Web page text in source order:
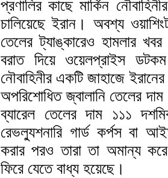
প্রণালির কাছে মার্কিন
চালিয়েছে ইরান। অবশ্য
তেলের ট্যাঙ্কারেও হামলার
বরাত দিয়ে ওয়েলপ্রাইস
নৌবাহিনীর একটি জাহাজে
অপরিশোধিত জ্বালানি তেলের
ব্যারেল তেলের দাম ১১১
রেভল্যুশনারি গার্ড কর্পস বা
করার পরও তারা তা অমান্য
ফিরে যেতে বাধ্য হয়েছে।